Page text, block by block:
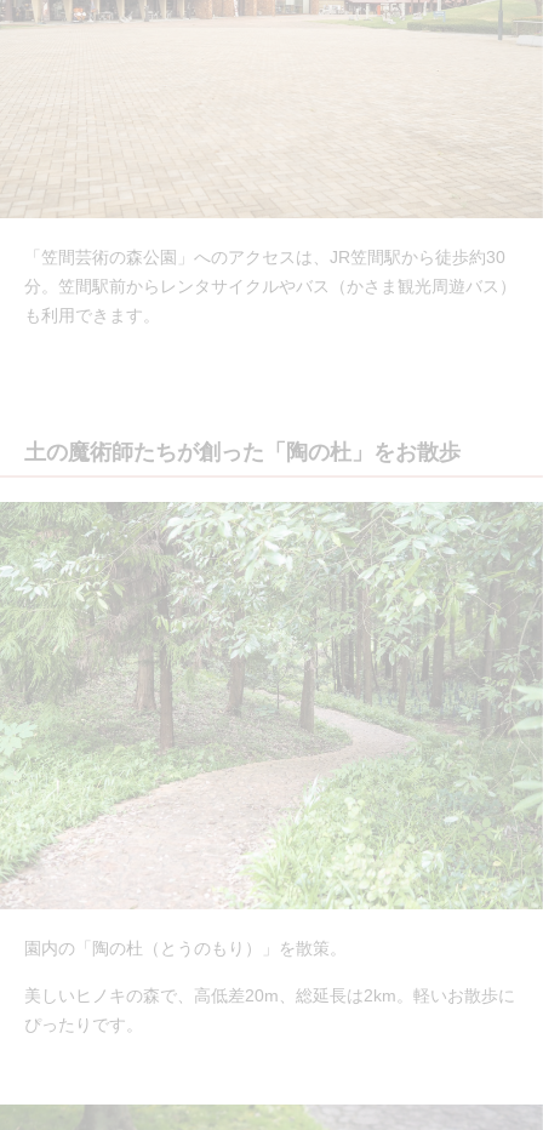
「笠間芸術の森公園」へのアクセスは、JR笠間駅から徒歩約30
分。笠間駅前からレンタサイクルやバス（かさま観光周遊バス）
も利用できます。
土の魔術師たちが創った「陶の杜」をお散歩
園内の「陶の杜（とうのもり）」を散策。
美しいヒノキの森で、高低差20m、総延長は2km。軽いお散歩に
ぴったりです。